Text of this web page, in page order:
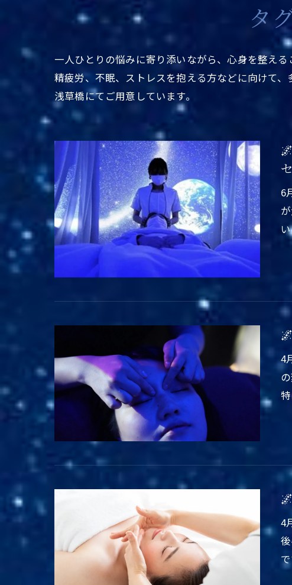
タ
一人ひとりの悩みに寄り添いながら、心身を整え
精疲労、不眠、ストレスを抱える方などに向けて
浅草橋にてご用意しています。
6
4
4